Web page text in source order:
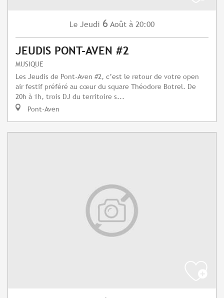
Le Jeudi 6 Août à 20:00
JEUDIS PONT-AVEN #2
MUSIQUE
Les Jeudis de Pont-Aven #2, c’est le retour de votre open
air festif préféré au cœur du square Théodore Botrel. De
20h à 1h, trois DJ du territoire s...
Pont-Aven